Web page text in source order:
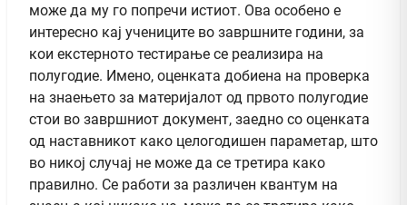
може да му го попречи истиот. Ова особено е
интересно кај учениците во завршните години, за
кои екстерното тестирање се реализира на
полугодие. Имено, оценката добиена на проверка
на знаењето за материјалот од првото полугодие
стои во завршниот документ, заедно со оценката
од наставникот како целогодишен параметар, што
во никој случај не може да се третира како
правилно. Се работи за различен квантум на